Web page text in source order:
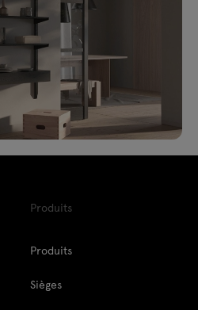
Produits
Produits
Sièges